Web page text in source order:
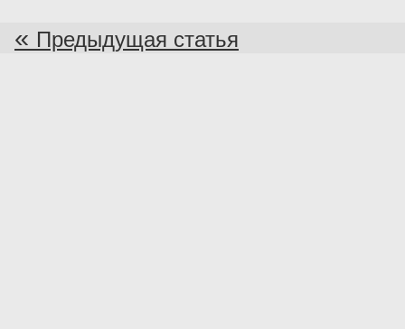
« Предыдущая статья